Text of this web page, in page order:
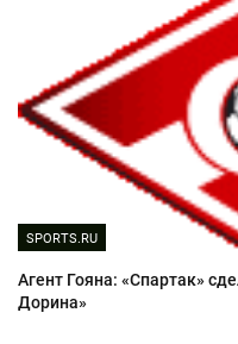
SPORTS.RU
Агент Гояна: «Спартак»
Дорина»